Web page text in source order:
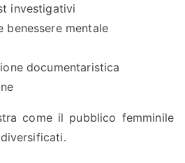
investigativi
benessere mentale
documentaristica
come il pubblico femminile